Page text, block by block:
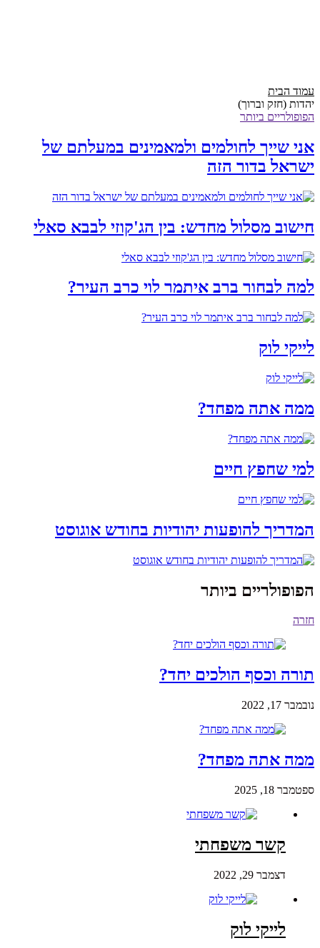
עמוד הבית
יהדות (חזק וברוך)
הפופולריים ביותר
אני שייך לחולמים ולמאמינים במעלתם של
ישראל בדור הזה
חישוב מסלול מחדש: בין הג'קוזי לבבא סאלי
למה לבחור ברב איתמר לוי כרב העיר?
לייקי לוק
ממה אתה מפחד?
למי שחפץ חיים
המדריך להופעות יהודיות בחודש אוגוסט
הפופולריים ביותר
חזרה
תורה וכסף הולכים יחד?
נובמבר 17, 2022
ממה אתה מפחד?
ספטמבר 18, 2025
קשר משפחתי
דצמבר 29, 2022
לייקי לוק